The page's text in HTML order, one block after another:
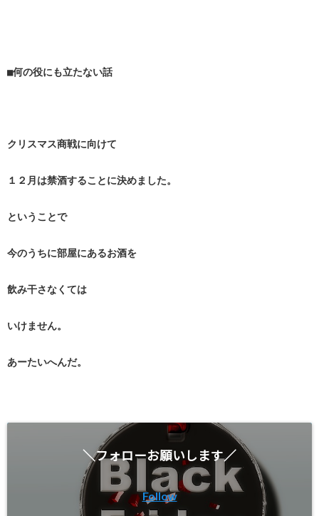
■何の役にも立たない話
クリスマス商戦に向けて
１２月は禁酒することに決めました。
ということで
今のうちに部屋にあるお酒を
飲み干さなくては
いけません。
あーたいへんだ。
＼フォローお願いします／
Follow